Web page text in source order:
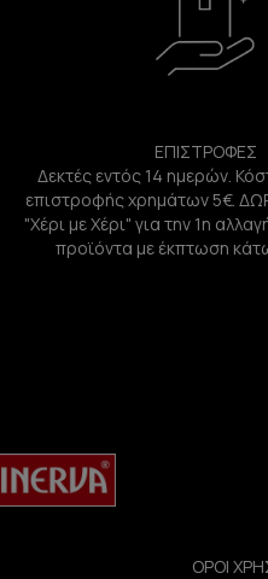
ΕΠΙΣΤΡΟΦΕΣ
Δεκτές εντός 14 ημερών.
επιστροφής χρημάτων 5€.
"Χέρι με Χέρι" για την 1η
προϊόντα με έκπτωση
ΟΡΟΙ